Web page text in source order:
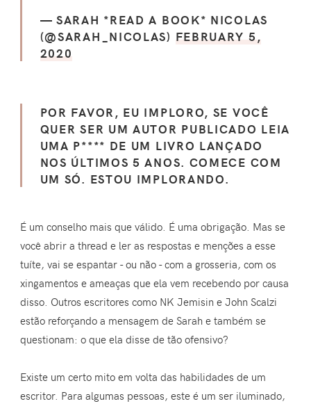
— SARAH *READ A BOOK* NICOLAS
(@SARAH_NICOLAS) FEBRUARY 5,
2020
POR FAVOR, EU IMPLORO, SE VOCÊ
QUER SER UM AUTOR PUBLICADO LEIA
UMA P**** DE UM LIVRO LANÇADO
NOS ÚLTIMOS 5 ANOS. COMECE COM
UM SÓ. ESTOU IMPLORANDO.
É um conselho mais que válido. É uma obrigação. Mas se
você abrir a thread e ler as respostas e menções a esse
tuíte, vai se espantar - ou não - com a grosseria, com os
xingamentos e ameaças que ela vem recebendo por causa
disso. Outros escritores como NK Jemisin e John Scalzi
estão reforçando a mensagem de Sarah e também se
questionam: o que ela disse de tão ofensivo?
Existe um certo mito em volta das habilidades de um
escritor. Para algumas pessoas, este é um ser iluminado,